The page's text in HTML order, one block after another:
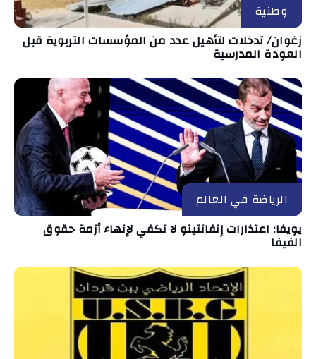
وطنية
زغوان/ تدخلات لتأهيل عدد من المؤسسات التربوية قبل
العودة المدرسية
الرياضة في العالم
يويفا: اعتذارات إنفانتينو لا تكفي لإنهاء أزمة حقوق
الفيفا